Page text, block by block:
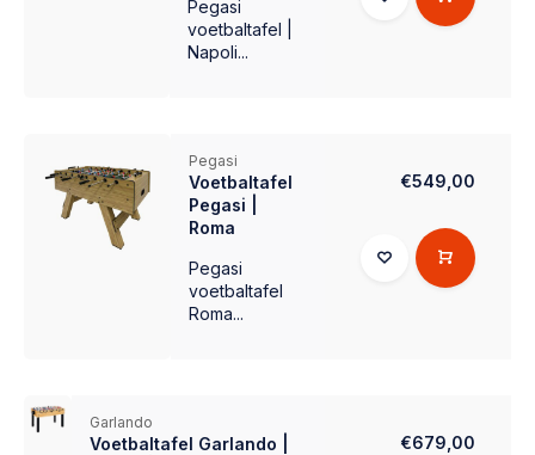
Pegasi
voetbaltafel |
Napoli...
Pegasi
Voetbaltafel
Pegasi |
Roma
Pegasi
voetbaltafel
Roma...
€549,00
Garlando
Voetbaltafel Garlando |
€679,00